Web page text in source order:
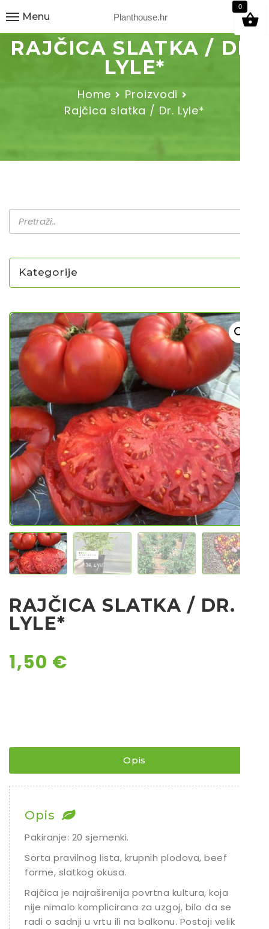
Planthouse.hr
Menu
9
RAJČICA SLATKA / DR.
LYLE*
Home
Proizvodi
Rajčica slatka / Dr. Lyle*
Kategorije
SADNICE
UKRASNO BILJE I TRAJNICE
GRMOVI/DRVEĆE
HIT SEZONE*** VRTNI SLJEZOVI
UKRASNE TRAVE
HORTENZIJE
LJEKOVITO I ZAČINSKO
VOĆE / BOBIČASTO VOĆE
Sjeme
Sjeme povrća
Rajčice
Chili
Ostalo sjeme
RAJČICA SLATKA / DR.
LYLE*
1,50 €
Opis
Opis
Pakiranje: 20 sjemenki.
Sorta pravilnog lista, krupnih plodova, beef
forme, slatkog okusa.
Rajčica je najraširenija povrtna kultura, koja
nije nimalo komplicirana za uzgoj, bilo da se
radi o sadnji u vrtu ili na balkonu. Postoji velik
0